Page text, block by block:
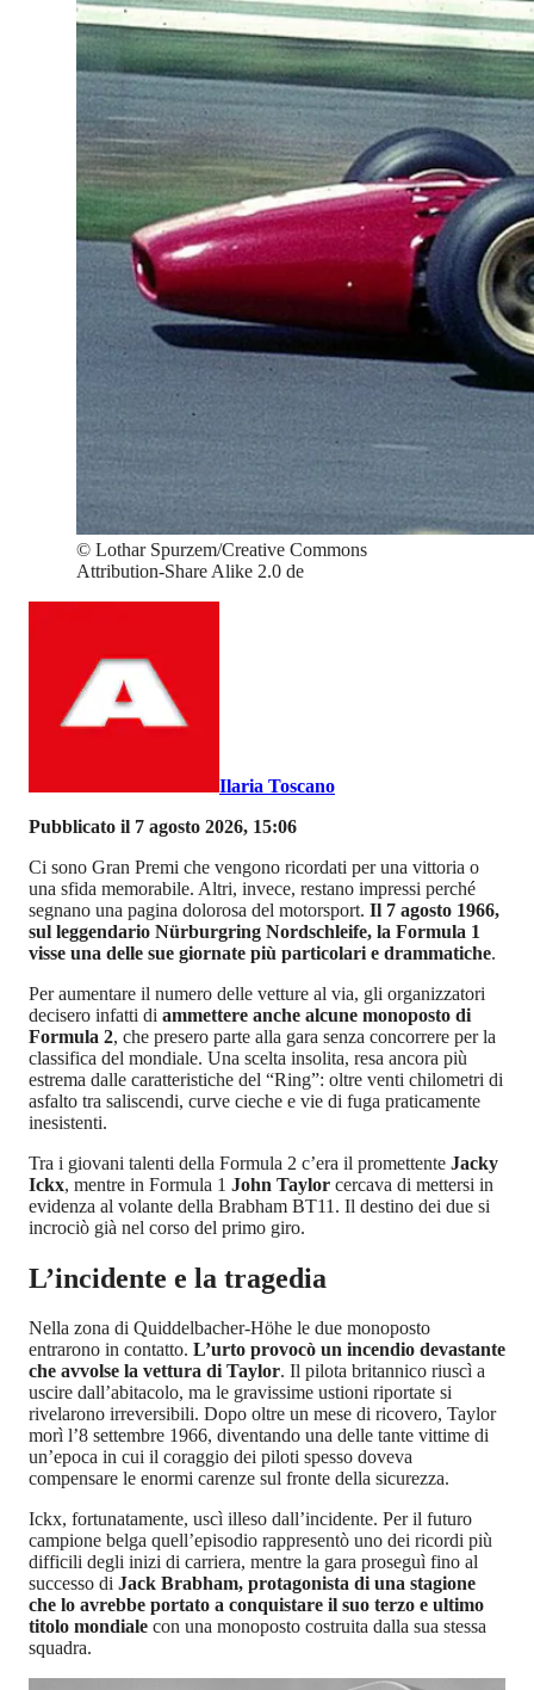
© Lothar Spurzem/Creative Commons
Attribution-Share Alike 2.0 de
Ilaria Toscano
Pubblicato il 7 agosto 2026, 15:06
Ci sono Gran Premi che vengono ricordati per una vittoria o
una sfida memorabile. Altri, invece, restano impressi perché
segnano una pagina dolorosa del motorsport. Il 7 agosto 1966,
sul leggendario Nürburgring Nordschleife, la Formula 1
visse una delle sue giornate più particolari e drammatiche.
Per aumentare il numero delle vetture al via, gli organizzatori
decisero infatti di ammettere anche alcune monoposto di
Formula 2, che presero parte alla gara senza concorrere per la
classifica del mondiale. Una scelta insolita, resa ancora più
estrema dalle caratteristiche del “Ring”: oltre venti chilometri di
asfalto tra saliscendi, curve cieche e vie di fuga praticamente
inesistenti.
Tra i giovani talenti della Formula 2 c’era il promettente Jacky
Ickx, mentre in Formula 1 John Taylor cercava di mettersi in
evidenza al volante della Brabham BT11. Il destino dei due si
incrociò già nel corso del primo giro.
L’incidente e la tragedia
Nella zona di Quiddelbacher-Höhe le due monoposto
entrarono in contatto. L’urto provocò un incendio devastante
che avvolse la vettura di Taylor. Il pilota britannico riuscì a
uscire dall’abitacolo, ma le gravissime ustioni riportate si
rivelarono irreversibili. Dopo oltre un mese di ricovero, Taylor
morì l’8 settembre 1966, diventando una delle tante vittime di
un’epoca in cui il coraggio dei piloti spesso doveva
compensare le enormi carenze sul fronte della sicurezza.
Ickx, fortunatamente, uscì illeso dall’incidente. Per il futuro
campione belga quell’episodio rappresentò uno dei ricordi più
difficili degli inizi di carriera, mentre la gara proseguì fino al
successo di Jack Brabham, protagonista di una stagione
che lo avrebbe portato a conquistare il suo terzo e ultimo
titolo mondiale con una monoposto costruita dalla sua stessa
squadra.